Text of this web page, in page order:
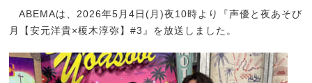
ABEMAは、2026年5月4日(月)夜10時より『声優と夜あそび
月【安元洋貴×榎木淳弥】#3』を放送しました。